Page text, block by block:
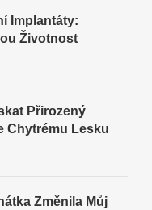
Implantáty:
Životnost
Přirozený
Chytrému Lesku
Změnila Můj